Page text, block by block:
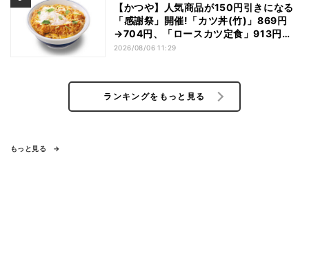
【かつや】人気商品が150円引きになる
「感謝祭」開催!「カツ丼(竹)」869円
→704円、「ロースカツ定食」913円
→748円に - 8日間限定
2026/08/06 11:29
ランキングをもっと見る
もっと見る